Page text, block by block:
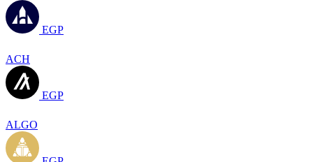
EGP
ACH
EGP
ALGO